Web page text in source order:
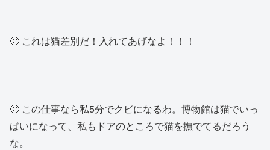
🙂 これは猫差別だ！入れてあげなよ！！！
🙂 この仕事なら私5分でクビになるわ。博物館は猫でいっ
ぱいになって、私もドアのところで猫を撫でてるだろう
な。